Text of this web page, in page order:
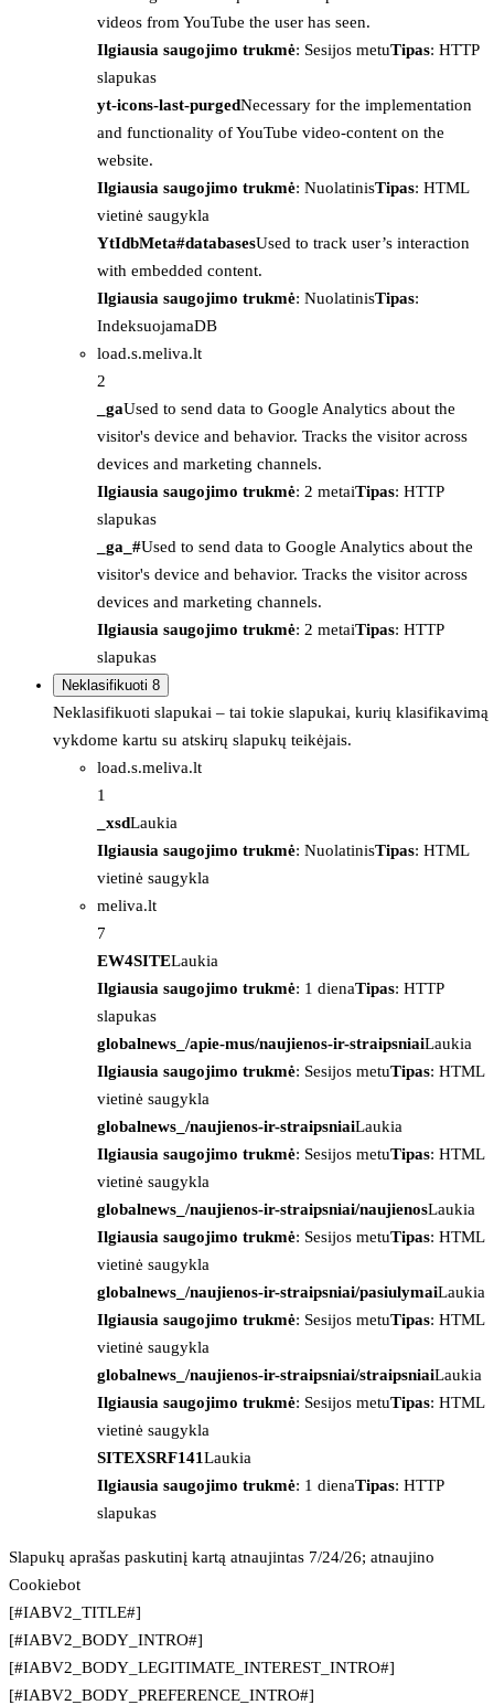
videos from YouTube the user has seen.
Ilgiausia saugojimo trukmė: Sesijos metuTipas: HTTP
slapukas
yt-icons-last-purgedNecessary for the implementation
and functionality of YouTube video-content on the
website.
Ilgiausia saugojimo trukmė: NuolatinisTipas: HTML
vietinė saugykla
YtIdbMeta#databasesUsed to track user’s interaction
with embedded content.
Ilgiausia saugojimo trukmė: NuolatinisTipas:
IndeksuojamaDB
load.s.meliva.lt
2
_gaUsed to send data to Google Analytics about the
visitor's device and behavior. Tracks the visitor across
devices and marketing channels.
Ilgiausia saugojimo trukmė: 2 metaiTipas: HTTP
slapukas
_ga_#Used to send data to Google Analytics about the
visitor's device and behavior. Tracks the visitor across
devices and marketing channels.
Ilgiausia saugojimo trukmė: 2 metaiTipas: HTTP
slapukas
Neklasifikuoti 8
Neklasifikuoti slapukai – tai tokie slapukai, kurių klasifikavimą
vykdome kartu su atskirų slapukų teikėjais.
load.s.meliva.lt
1
_xsdLaukia
Ilgiausia saugojimo trukmė: NuolatinisTipas: HTML
vietinė saugykla
meliva.lt
7
EW4SITELaukia
Ilgiausia saugojimo trukmė: 1 dienaTipas: HTTP
slapukas
globalnews_/apie-mus/naujienos-ir-straipsniaiLaukia
Ilgiausia saugojimo trukmė: Sesijos metuTipas: HTML
vietinė saugykla
globalnews_/naujienos-ir-straipsniaiLaukia
Ilgiausia saugojimo trukmė: Sesijos metuTipas: HTML
vietinė saugykla
globalnews_/naujienos-ir-straipsniai/naujienosLaukia
Ilgiausia saugojimo trukmė: Sesijos metuTipas: HTML
vietinė saugykla
globalnews_/naujienos-ir-straipsniai/pasiulymaiLaukia
Ilgiausia saugojimo trukmė: Sesijos metuTipas: HTML
vietinė saugykla
globalnews_/naujienos-ir-straipsniai/straipsniaiLaukia
Ilgiausia saugojimo trukmė: Sesijos metuTipas: HTML
vietinė saugykla
SITEXSRF141Laukia
Ilgiausia saugojimo trukmė: 1 dienaTipas: HTTP
slapukas
Slapukų aprašas paskutinį kartą atnaujintas 7/24/26; atnaujino
Cookiebot
[#IABV2_TITLE#]
[#IABV2_BODY_INTRO#]
[#IABV2_BODY_LEGITIMATE_INTEREST_INTRO#]
[#IABV2_BODY_PREFERENCE_INTRO#]